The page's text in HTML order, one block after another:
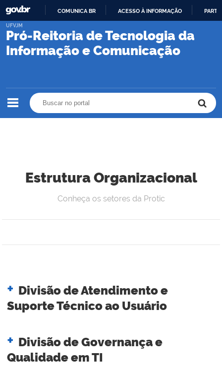
PARA
CONTEÚDO
COMUNICA BR ACESSO À INFORMAÇÃO
Pró-Reitoria de Tecnologia da
Informação e Comunicação
UFVJM
Estrutura Organizacional
Conheça os setores da Protic
Divisão de Atendimento e
Suporte Técnico ao Usuário
Divisão de Governança e
Qualidade em TI